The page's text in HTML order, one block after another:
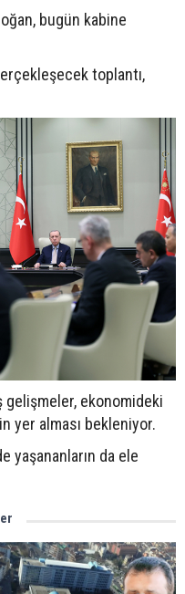
bugün kabine
toplantı,
gelişmeler, ekonomideki
yer alması bekleniyor.
yaşananların da ele